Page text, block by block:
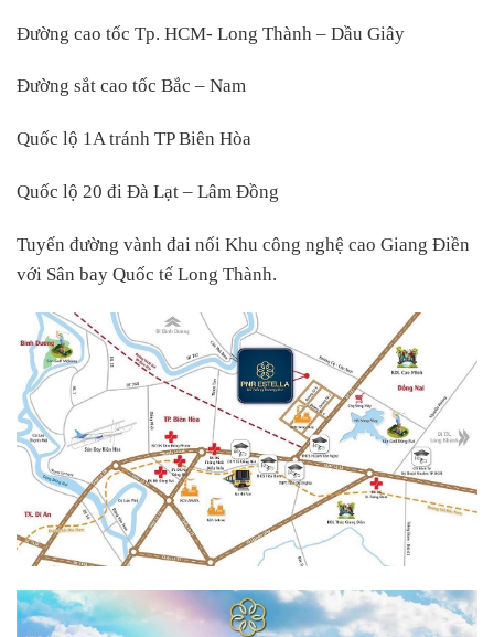
Đường cao tốc Tp. HCM- Long Thành – Dầu Giây
Đường sắt cao tốc Bắc – Nam
Quốc lộ 1A tránh TP Biên Hòa
Quốc lộ 20 đi Đà Lạt – Lâm Đồng
Tuyến đường vành đai nối Khu công nghệ cao Giang Điền
với Sân bay Quốc tế Long Thành.